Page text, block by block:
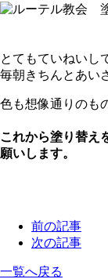
とてもていねいし
毎朝きちんとあい
色も想像通りのも
これから塗り替え
願いします。
前の記事
次の記事
一覧へ戻る